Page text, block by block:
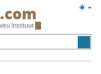
.com
Instituut